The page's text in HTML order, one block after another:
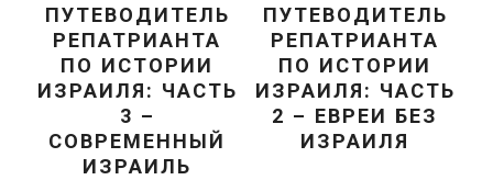
ПУТЕВОДИТЕЛЬ
РЕПАТРИАНТА
ПО ИСТОРИИ
ИЗРАИЛЯ: ЧАСТЬ
3 –
СОВРЕМЕННЫЙ
ИЗРАИЛЬ
ПУТЕВОДИТЕЛЬ
РЕПАТРИАНТА
ПО ИСТОРИИ
ИЗРАИЛЯ: ЧАСТЬ
2 – ЕВРЕИ БЕЗ
ИЗРАИЛЯ